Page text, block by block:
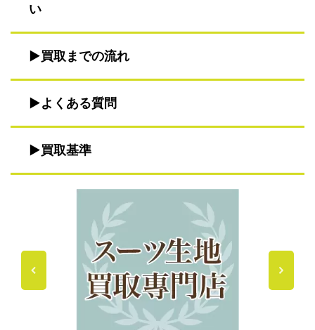
い
買取までの流れ
よくある質問
買取基準